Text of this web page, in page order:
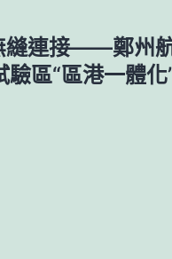
縫連接——鄭州
區“區港一體